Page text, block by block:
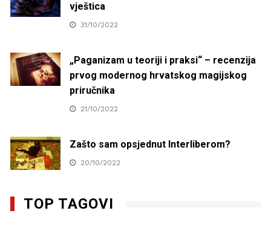
vještica
31/10/2022
„Paganizam u teoriji i praksi“ – recenzija
prvog modernog hrvatskog magijskog
priručnika
21/10/2022
Zašto sam opsjednut Interliberom?
20/10/2022
TOP TAGOVI